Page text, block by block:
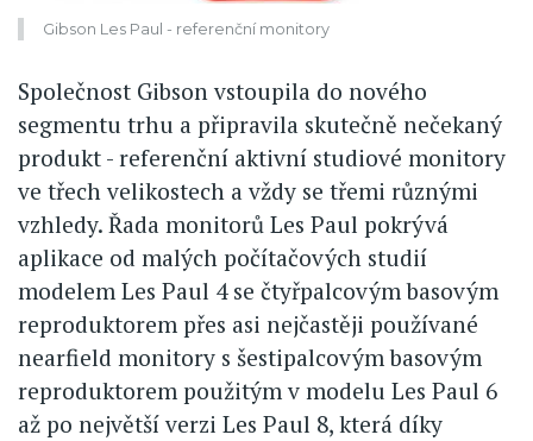
Gibson Les Paul - referenční monitory
Společnost Gibson vstoupila do nového
segmentu trhu a připravila skutečně nečekaný
produkt - referenční aktivní studiové monitory
ve třech velikostech a vždy se třemi různými
vzhledy. Řada monitorů Les Paul pokrývá
aplikace od malých počítačových studií
modelem Les Paul 4 se čtyřpalcovým basovým
reproduktorem přes asi nejčastěji používané
nearfield monitory s šestipalcovým basovým
reproduktorem použitým v modelu Les Paul 6
až po největší verzi Les Paul 8, která díky